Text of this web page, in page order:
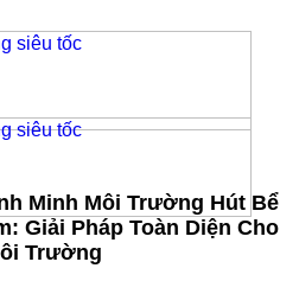
Minh Môi Trường Hút Bể
Giải Pháp Toàn Diện Cho
Trường